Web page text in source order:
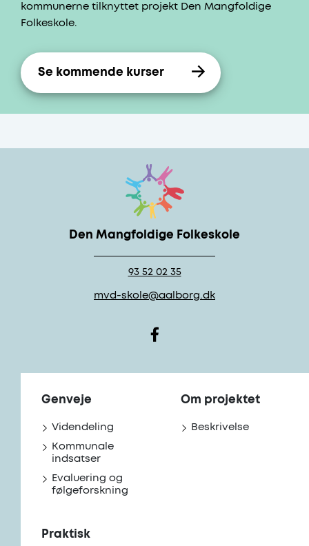
kommunerne tilknyttet projekt Den Mangfoldige
Folkeskole.
Se kommende kurser
Den Mangfoldige Folkeskole
93 52 02 35
mvd-skole@aalborg.dk
Genveje
Videndeling
Kommunale
indsatser
Evaluering og
følgeforskning
Om projektet
Beskrivelse
Praktisk